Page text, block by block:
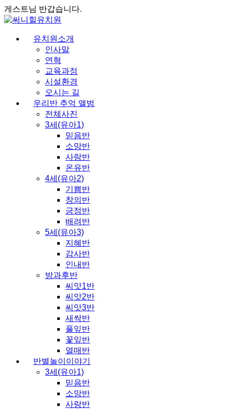
게스트님 반갑습니다.
유치원소개
인사말
연혁
교육과정
시설환경
오시는 길
우리반 추억 앨범
전체사진
3세(유아1)
믿음반
소망반
사랑반
온유반
4세(유아2)
기쁨반
창의반
긍정반
배려반
5세(유아3)
지혜반
감사반
인내반
방과후반
씨앗1반
씨앗2반
씨앗3반
새싹반
풀잎반
꽃잎반
열매반
반별놀이이야기
3세(유아1)
믿음반
소망반
사랑반